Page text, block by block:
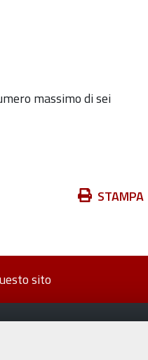
massimo di sei
Azioni STAMPA
sito